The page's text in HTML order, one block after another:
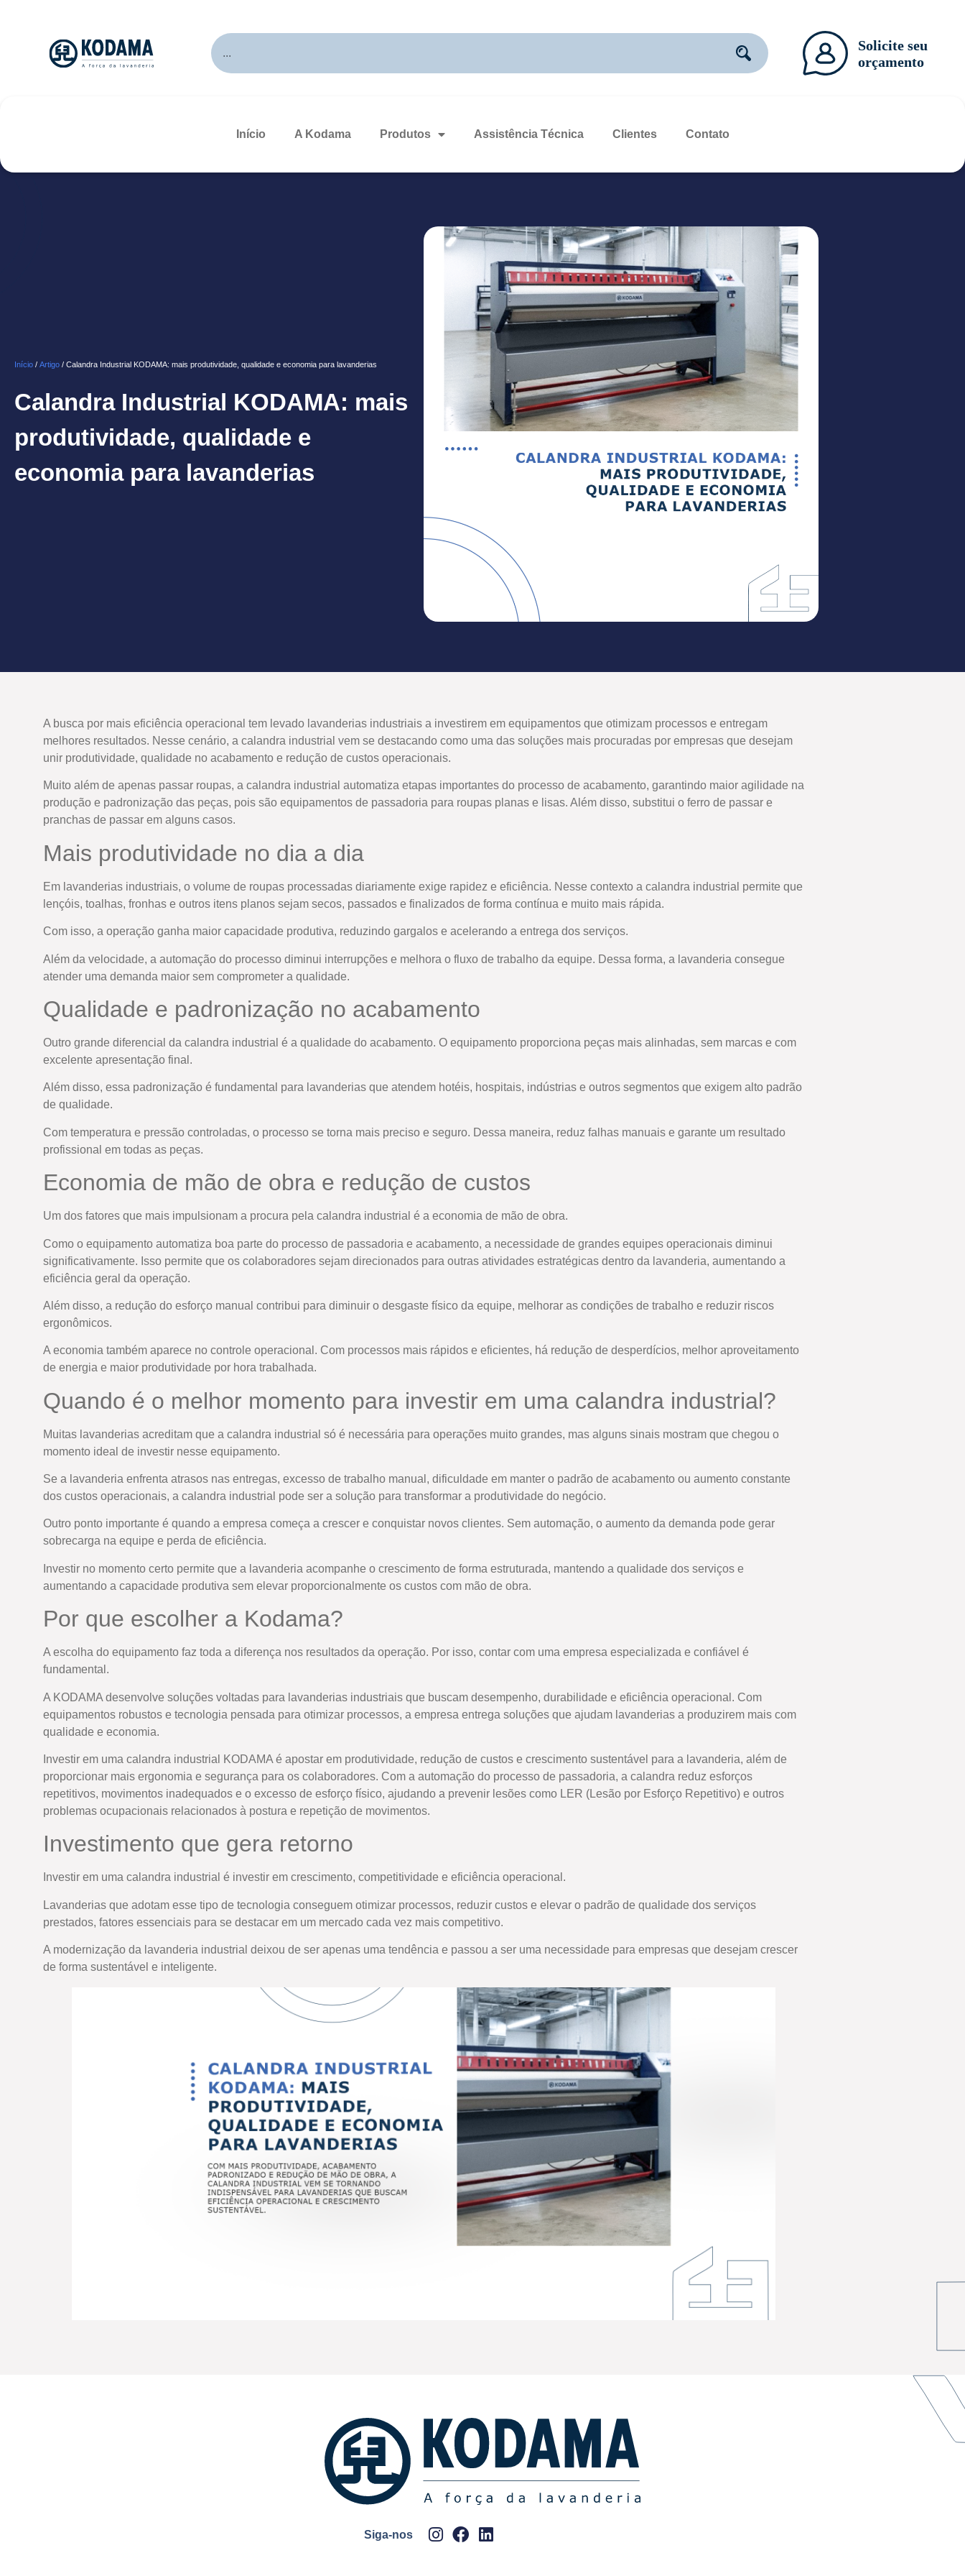
Início A Kodama Produtos Assistência Técnica Clientes Contato
Início / Artigo / Calandra Industrial KODAMA: mais produtividade, qualidade e economia para lavanderias
Calandra Industrial KODAMA: mais
produtividade, qualidade e
economia para lavanderias
A busca por mais eficiência operacional tem levado lavanderias industriais a investirem em equipamentos que otimizam processos e entregam
melhores resultados. Nesse cenário, a calandra industrial vem se destacando como uma das soluções mais procuradas por empresas que desejam
unir produtividade, qualidade no acabamento e redução de custos operacionais.
Muito além de apenas passar roupas, a calandra industrial automatiza etapas importantes do processo de acabamento, garantindo maior agilidade na
produção e padronização das peças, pois são equipamentos de passadoria para roupas planas e lisas. Além disso, substitui o ferro de passar e
pranchas de passar em alguns casos.
Mais produtividade no dia a dia
Em lavanderias industriais, o volume de roupas processadas diariamente exige rapidez e eficiência. Nesse contexto a calandra industrial permite que
lençóis, toalhas, fronhas e outros itens planos sejam secos, passados e finalizados de forma contínua e muito mais rápida.
Com isso, a operação ganha maior capacidade produtiva, reduzindo gargalos e acelerando a entrega dos serviços.
Além da velocidade, a automação do processo diminui interrupções e melhora o fluxo de trabalho da equipe. Dessa forma, a lavanderia consegue
atender uma demanda maior sem comprometer a qualidade.
Qualidade e padronização no acabamento
Outro grande diferencial da calandra industrial é a qualidade do acabamento. O equipamento proporciona peças mais alinhadas, sem marcas e com
excelente apresentação final.
Além disso, essa padronização é fundamental para lavanderias que atendem hotéis, hospitais, indústrias e outros segmentos que exigem alto padrão
de qualidade.
Com temperatura e pressão controladas, o processo se torna mais preciso e seguro. Dessa maneira, reduz falhas manuais e garante um resultado
profissional em todas as peças.
Economia de mão de obra e redução de custos
Um dos fatores que mais impulsionam a procura pela calandra industrial é a economia de mão de obra.
Como o equipamento automatiza boa parte do processo de passadoria e acabamento, a necessidade de grandes equipes operacionais diminui
significativamente. Isso permite que os colaboradores sejam direcionados para outras atividades estratégicas dentro da lavanderia, aumentando a
eficiência geral da operação.
Além disso, a redução do esforço manual contribui para diminuir o desgaste físico da equipe, melhorar as condições de trabalho e reduzir riscos
ergonômicos.
A economia também aparece no controle operacional. Com processos mais rápidos e eficientes, há redução de desperdícios, melhor aproveitamento
de energia e maior produtividade por hora trabalhada.
Quando é o melhor momento para investir em uma calandra industrial?
Muitas lavanderias acreditam que a calandra industrial só é necessária para operações muito grandes, mas alguns sinais mostram que chegou o
momento ideal de investir nesse equipamento.
Se a lavanderia enfrenta atrasos nas entregas, excesso de trabalho manual, dificuldade em manter o padrão de acabamento ou aumento constante
dos custos operacionais, a calandra industrial pode ser a solução para transformar a produtividade do negócio.
Outro ponto importante é quando a empresa começa a crescer e conquistar novos clientes. Sem automação, o aumento da demanda pode gerar
sobrecarga na equipe e perda de eficiência.
Investir no momento certo permite que a lavanderia acompanhe o crescimento de forma estruturada, mantendo a qualidade dos serviços e
aumentando a capacidade produtiva sem elevar proporcionalmente os custos com mão de obra.
Por que escolher a Kodama?
A escolha do equipamento faz toda a diferença nos resultados da operação. Por isso, contar com uma empresa especializada e confiável é
fundamental.
A KODAMA desenvolve soluções voltadas para lavanderias industriais que buscam desempenho, durabilidade e eficiência operacional. Com
equipamentos robustos e tecnologia pensada para otimizar processos, a empresa entrega soluções que ajudam lavanderias a produzirem mais com
qualidade e economia.
Investir em uma calandra industrial KODAMA é apostar em produtividade, redução de custos e crescimento sustentável para a lavanderia, além de
proporcionar mais ergonomia e segurança para os colaboradores. Com a automação do processo de passadoria, a calandra reduz esforços
repetitivos, movimentos inadequados e o excesso de esforço físico, ajudando a prevenir lesões como LER (Lesão por Esforço Repetitivo) e outros
problemas ocupacionais relacionados à postura e repetição de movimentos.
Investimento que gera retorno
Investir em uma calandra industrial é investir em crescimento, competitividade e eficiência operacional.
Lavanderias que adotam esse tipo de tecnologia conseguem otimizar processos, reduzir custos e elevar o padrão de qualidade dos serviços
prestados, fatores essenciais para se destacar em um mercado cada vez mais competitivo.
A modernização da lavanderia industrial deixou de ser apenas uma tendência e passou a ser uma necessidade para empresas que desejam crescer
de forma sustentável e inteligente.
Siga-nos